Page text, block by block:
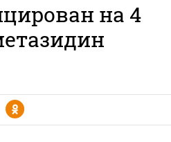
на 4
Y